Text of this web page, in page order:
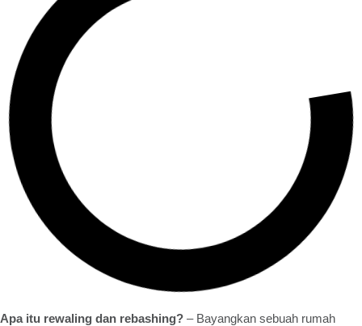
Apa itu rewaling dan rebashing? – Bayangkan sebuah rumah